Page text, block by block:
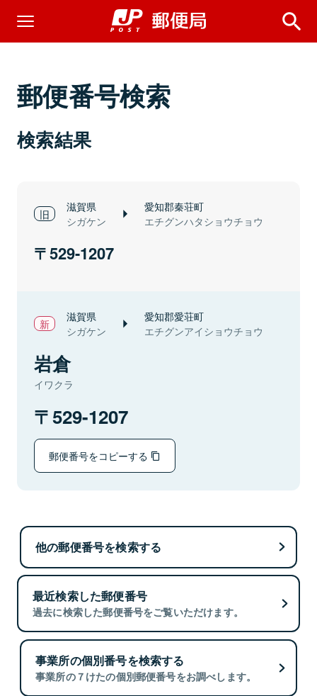
郵便番号検索
検索結果
滋賀県
シガケン
愛知郡秦荘町
エチグンハタショウチョウ
529-1207
滋賀県
シガケン
愛知郡愛荘町
エチグンアイショウチョウ
岩倉
イワクラ
529-1207
郵便番号をコピーする
他の郵便番号を検索する
最近検索した郵便番号
過去に検索した郵便番号をご覧いただけます。
事業所の個別番号を検索する
事業所の７けたの個別郵便番号をお調べします。